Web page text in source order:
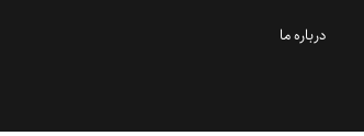
درباره ما